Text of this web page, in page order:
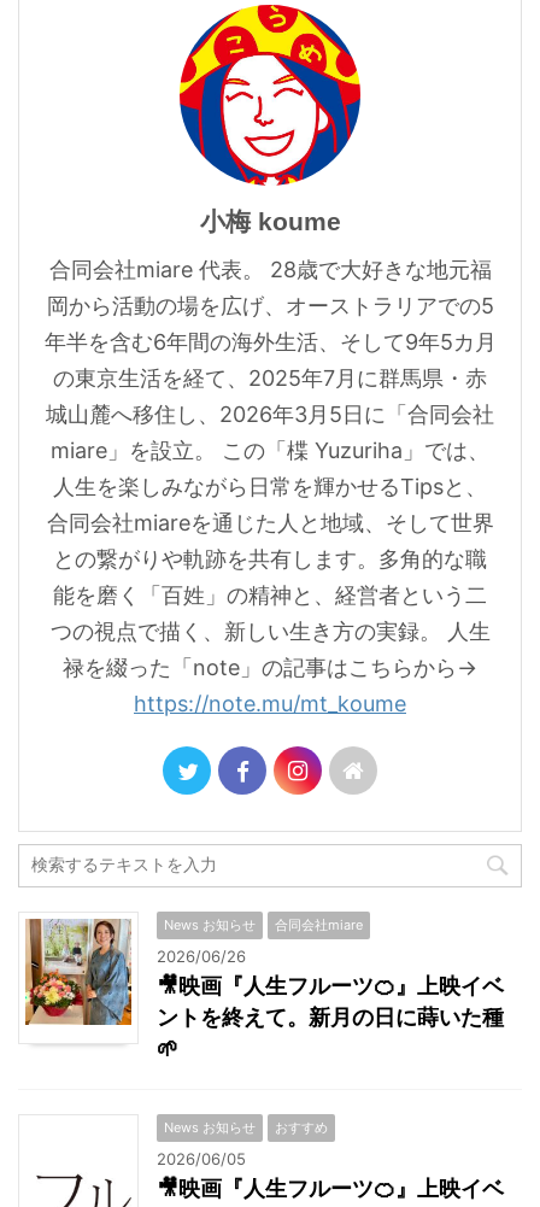
小梅 koume
合同会社miare 代表。 28歳で大好きな地元福
岡から活動の場を広げ、オーストラリアでの5
年半を含む6年間の海外生活、そして9年5カ月
の東京生活を経て、2025年7月に群馬県・赤
城山麓へ移住し、2026年3月5日に「合同会社
miare」を設立。 この「楪 Yuzuriha」では、
人生を楽しみながら日常を輝かせるTipsと、
合同会社miareを通じた人と地域、そして世界
との繋がりや軌跡を共有します。多角的な職
能を磨く「百姓」の精神と、経営者という二
つの視点で描く、新しい生き方の実録。 人生
禄を綴った「note」の記事はこちらから→
https://note.mu/mt_koume
News お知らせ 合同会社miare
2026/06/26
🎥映画『人生フルーツ🍊』上映イベ
ントを終えて。新月の日に蒔いた種
🌱
News お知らせ おすすめ
2026/06/05
🎥映画『人生フルーツ🍊』上映イベ